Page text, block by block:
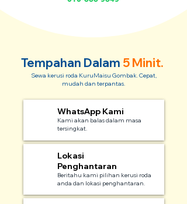
Tempahan Dalam 5 Minit.
Sewa kerusi roda KuruMaisu Gombak. Cepat,
mudah dan terpantas.
WhatsApp Kami
Kami akan balas dalam masa
tersingkat.
Lokasi
Penghantaran
Beritahu kami pilihan kerusi roda
anda dan lokasi penghantaran.